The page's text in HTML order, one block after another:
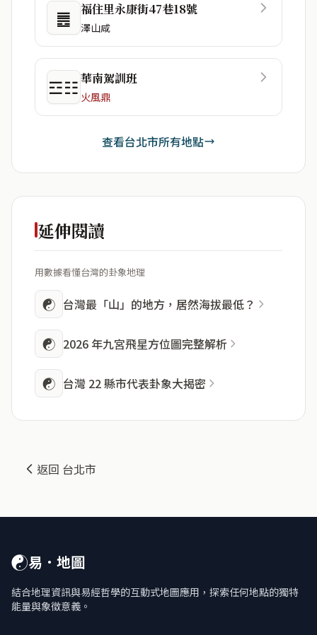
䷌ 福住里永康街47巷18號
澤山咸
☲☷華南駕訓班
火風鼎
查看台北市所有地點
延伸閱讀
用數據看懂台灣的卦象地理
☯ 台灣最「山」的地方，居然海拔最低？
☯ 2026 年九宮飛星方位圖完整解析
☯ 台灣 22 縣市代表卦象大揭密
返回 台北市
☯易．地圖
結合地理資訊與易經哲學的互動式地圖應用，探索任何地點的獨特
能量與象徵意義。